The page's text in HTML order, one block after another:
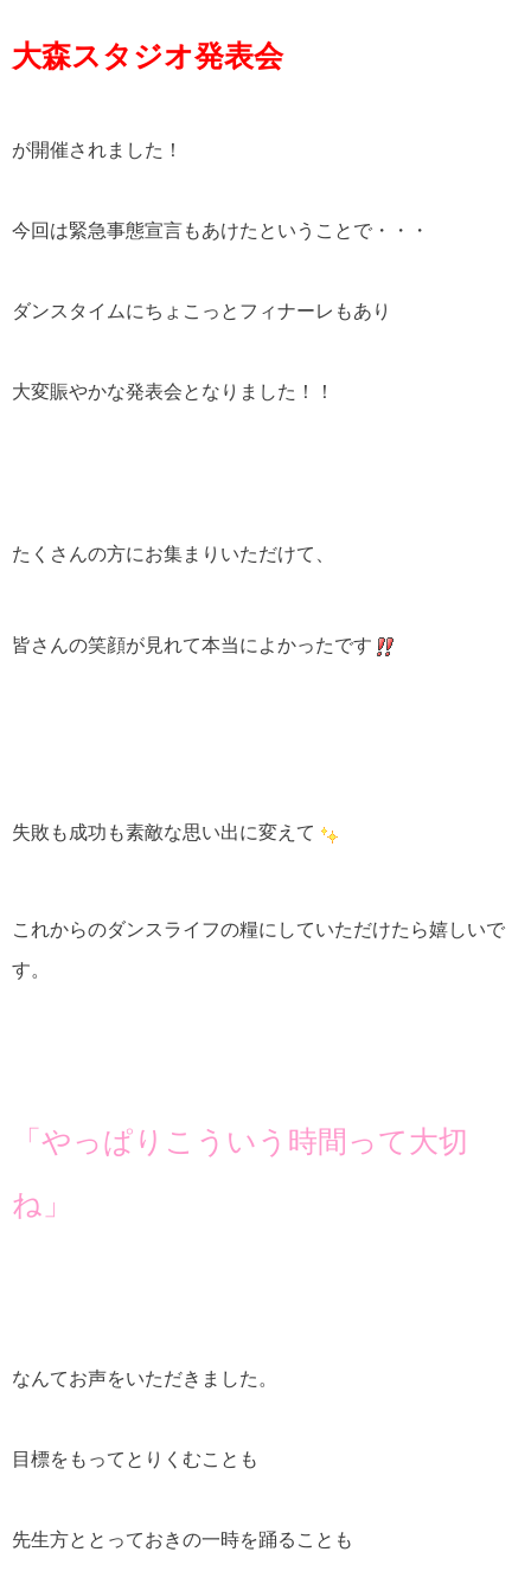
大森スタジオ発表会
が開催されました！
今回は緊急事態宣言もあけたということで・・・
ダンスタイムにちょこっとフィナーレもあり
大変賑やかな発表会となりました！！
たくさんの方にお集まりいただけて、
皆さんの笑顔が見れて本当によかったです
失敗も成功も素敵な思い出に変えて
これからのダンスライフの糧にしていただけたら嬉しいで
す。
「やっぱりこういう時間って大切
ね」
なんてお声をいただきました。
目標をもってとりくむことも
先生方ととっておきの一時を踊ることも